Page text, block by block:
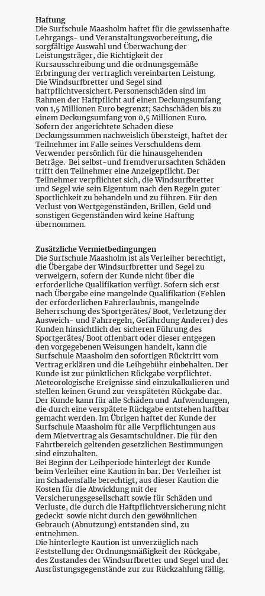
Haftung
Die Surfschule Maasholm haftet für die gewissenhafte
Lehrgangs- und Veranstaltungsvorbereitung, die
sorgfältige Auswahl und Überwachung der
Leistungsträger, die Richtigkeit der
Kursausschreibung und die ordnungsgemäße
Erbringung der vertraglich vereinbarten Leistung.
Die Windsurfbretter und Segel sind
haftpflichtversichert. Personenschäden sind im
Rahmen der Haftpflicht auf einen Deckungsumfang
von 1,5 Millionen Euro begrenzt; Sachschäden bis zu
einem Deckungsumfang von 0,5 Millionen Euro.
Sofern der angerichtete Schaden diese
Deckungssummen nachweislich übersteigt, haftet der
Teilnehmer im Falle seines Verschuldens dem
Verwender persönlich für die hinausgehenden
Beträge. Bei selbst-und fremdverursachten Schäden
trifft den Teilnehmer eine Anzeigepflicht. Der
Teilnehmer verpflichtet sich, die Windsurfbretter
und Segel wie sein Eigentum nach den Regeln guter
Sportlichkeit zu behandeln und zu führen. Für den
Verlust von Wertgegenständen, Brillen, Geld und
sonstigen Gegenständen wird keine Haftung
übernommen.
Zusätzliche Vermietbedingungen
Die Surfschule Maasholm ist als Verleiher berechtigt,
die Übergabe der Windsurfbretter und Segel zu
verweigern, sofern der Kunde nicht über die
erforderliche Qualifikation verfügt. Sofern sich erst
nach Übergabe eine mangelnde Qualifikation (Fehlen
der erforderlichen Fahrerlaubnis, mangelnde
Beherrschung des Sportgerätes/ Boot, Verletzung der
Ausweich- und Fahrregeln, Gefährdung Anderer) des
Kunden hinsichtlich der sicheren Führung des
Sportgerätes/ Boot offenbart oder dieser entgegen
den vorgegebenen Weisungen handelt, kann die
Surfschule Maasholm den sofortigen Rücktritt vom
Vertrag erklären und die Leihgebühr einbehalten. Der
Kunde ist zur pünktlichen Rückgabe verpflichtet.
Meteorologische Ereignisse sind einzukalkulieren und
stellen keinen Grund zur verspäteten Rückgabe dar.
Der Kunde kann für alle Schäden und Aufwendungen,
die durch eine verspätete Rückgabe entstehen haftbar
gemacht werden. Im Übrigen haftet der Kunde der
Surfschule Maasholm für alle Verpflichtungen aus
dem Mietvertrag als Gesamtschuldner. Die für den
Fahrtbereich geltenden gesetzlichen Bestimmungen
sind einzuhalten.
Bei Beginn der Leihperiode hinterlegt der Kunde
beim Verleiher eine Kaution in bar. Der Verleiher ist
im Schadensfalle berechtigt, aus dieser Kaution die
Kosten für die Abwicklung mit der
Versicherungsgesellschaft sowie für Schäden und
Verluste, die durch die Haftpflichtversicherung nicht
gedeckt sowie nicht durch den gewöhnlichen
Gebrauch (Abnutzung) entstanden sind, zu
entnehmen.
Die hinterlegte Kaution ist unverzüglich nach
Feststellung der Ordnungsmäßigkeit der Rückgabe,
des Zustandes der Windsurfbretter und Segel und der
Ausrüstungsgegenstände zur zur Rückzahlung fällig.